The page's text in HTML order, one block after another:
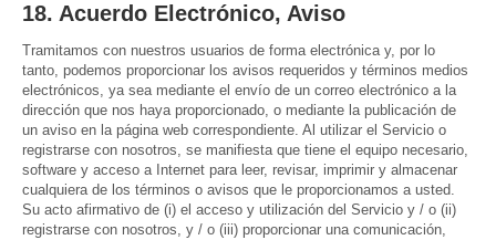
18. Acuerdo Electrónico, Aviso
Tramitamos con nuestros usuarios de forma electrónica y, por lo
tanto, podemos proporcionar los avisos requeridos y términos medios
electrónicos, ya sea mediante el envío de un correo electrónico a la
dirección que nos haya proporcionado, o mediante la publicación de
un aviso en la página web correspondiente. Al utilizar el Servicio o
registrarse con nosotros, se manifiesta que tiene el equipo necesario,
software y acceso a Internet para leer, revisar, imprimir y almacenar
cualquiera de los términos o avisos que le proporcionamos a usted.
Su acto afirmativo de (i) el acceso y utilización del Servicio y / o (ii)
registrarse con nosotros, y / o (iii) proporcionar una comunicación,